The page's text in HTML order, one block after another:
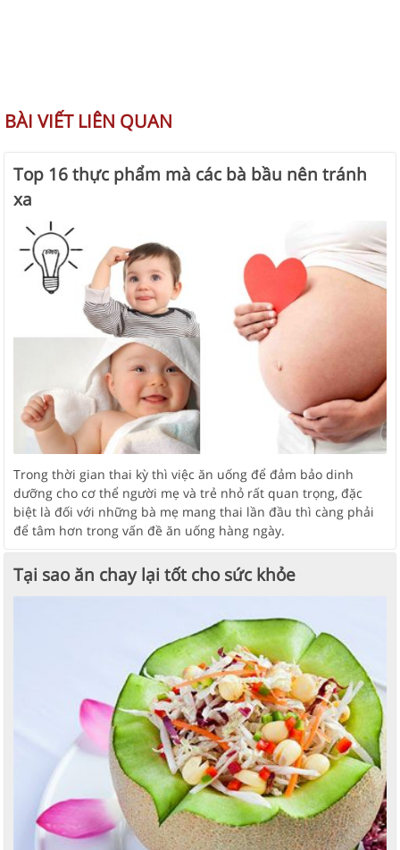
BÀI VIẾT LIÊN QUAN
Top 16 thực phẩm mà các bà bầu nên tránh
xa
Trong thời gian thai kỳ thì việc ăn uống để đảm bảo dinh
dưỡng cho cơ thể người mẹ và trẻ nhỏ rất quan trọng, đặc
biệt là đối với những bà mẹ mang thai lần đầu thì càng phải
để tâm hơn trong vấn đề ăn uống hàng ngày.
Tại sao ăn chay lại tốt cho sức khỏe